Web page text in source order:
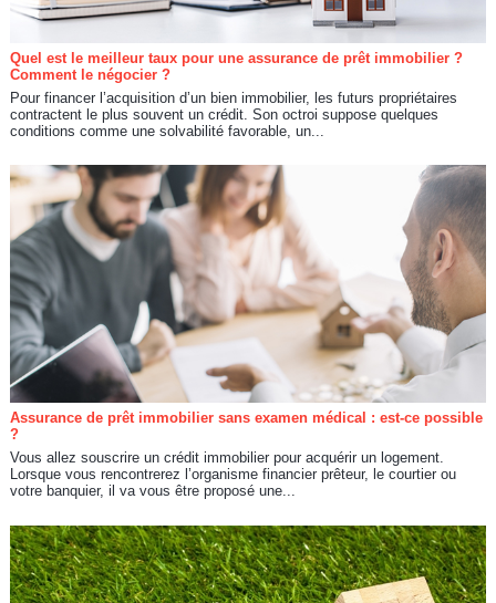
Quel est le meilleur taux pour une assurance de prêt immobilier ?
Comment le négocier ?
Pour financer l’acquisition d’un bien immobilier, les futurs propriétaires
contractent le plus souvent un crédit. Son octroi suppose quelques
conditions comme une solvabilité favorable, un...
Assurance de prêt immobilier sans examen médical : est-ce possible
?
Vous allez souscrire un crédit immobilier pour acquérir un logement.
Lorsque vous rencontrerez l’organisme financier prêteur, le courtier ou
votre banquier, il va vous être proposé une...